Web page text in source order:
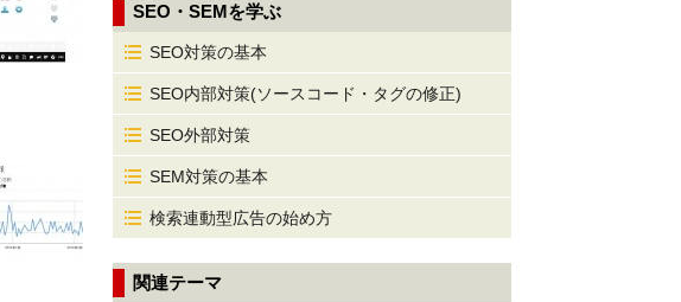
SEO・SEMを学ぶ
SEO対策の基本
SEO内部対策(ソースコード・タグの修正)
SEO外部対策
SEM対策の基本
検索連動型広告の始め方
関連テーマ